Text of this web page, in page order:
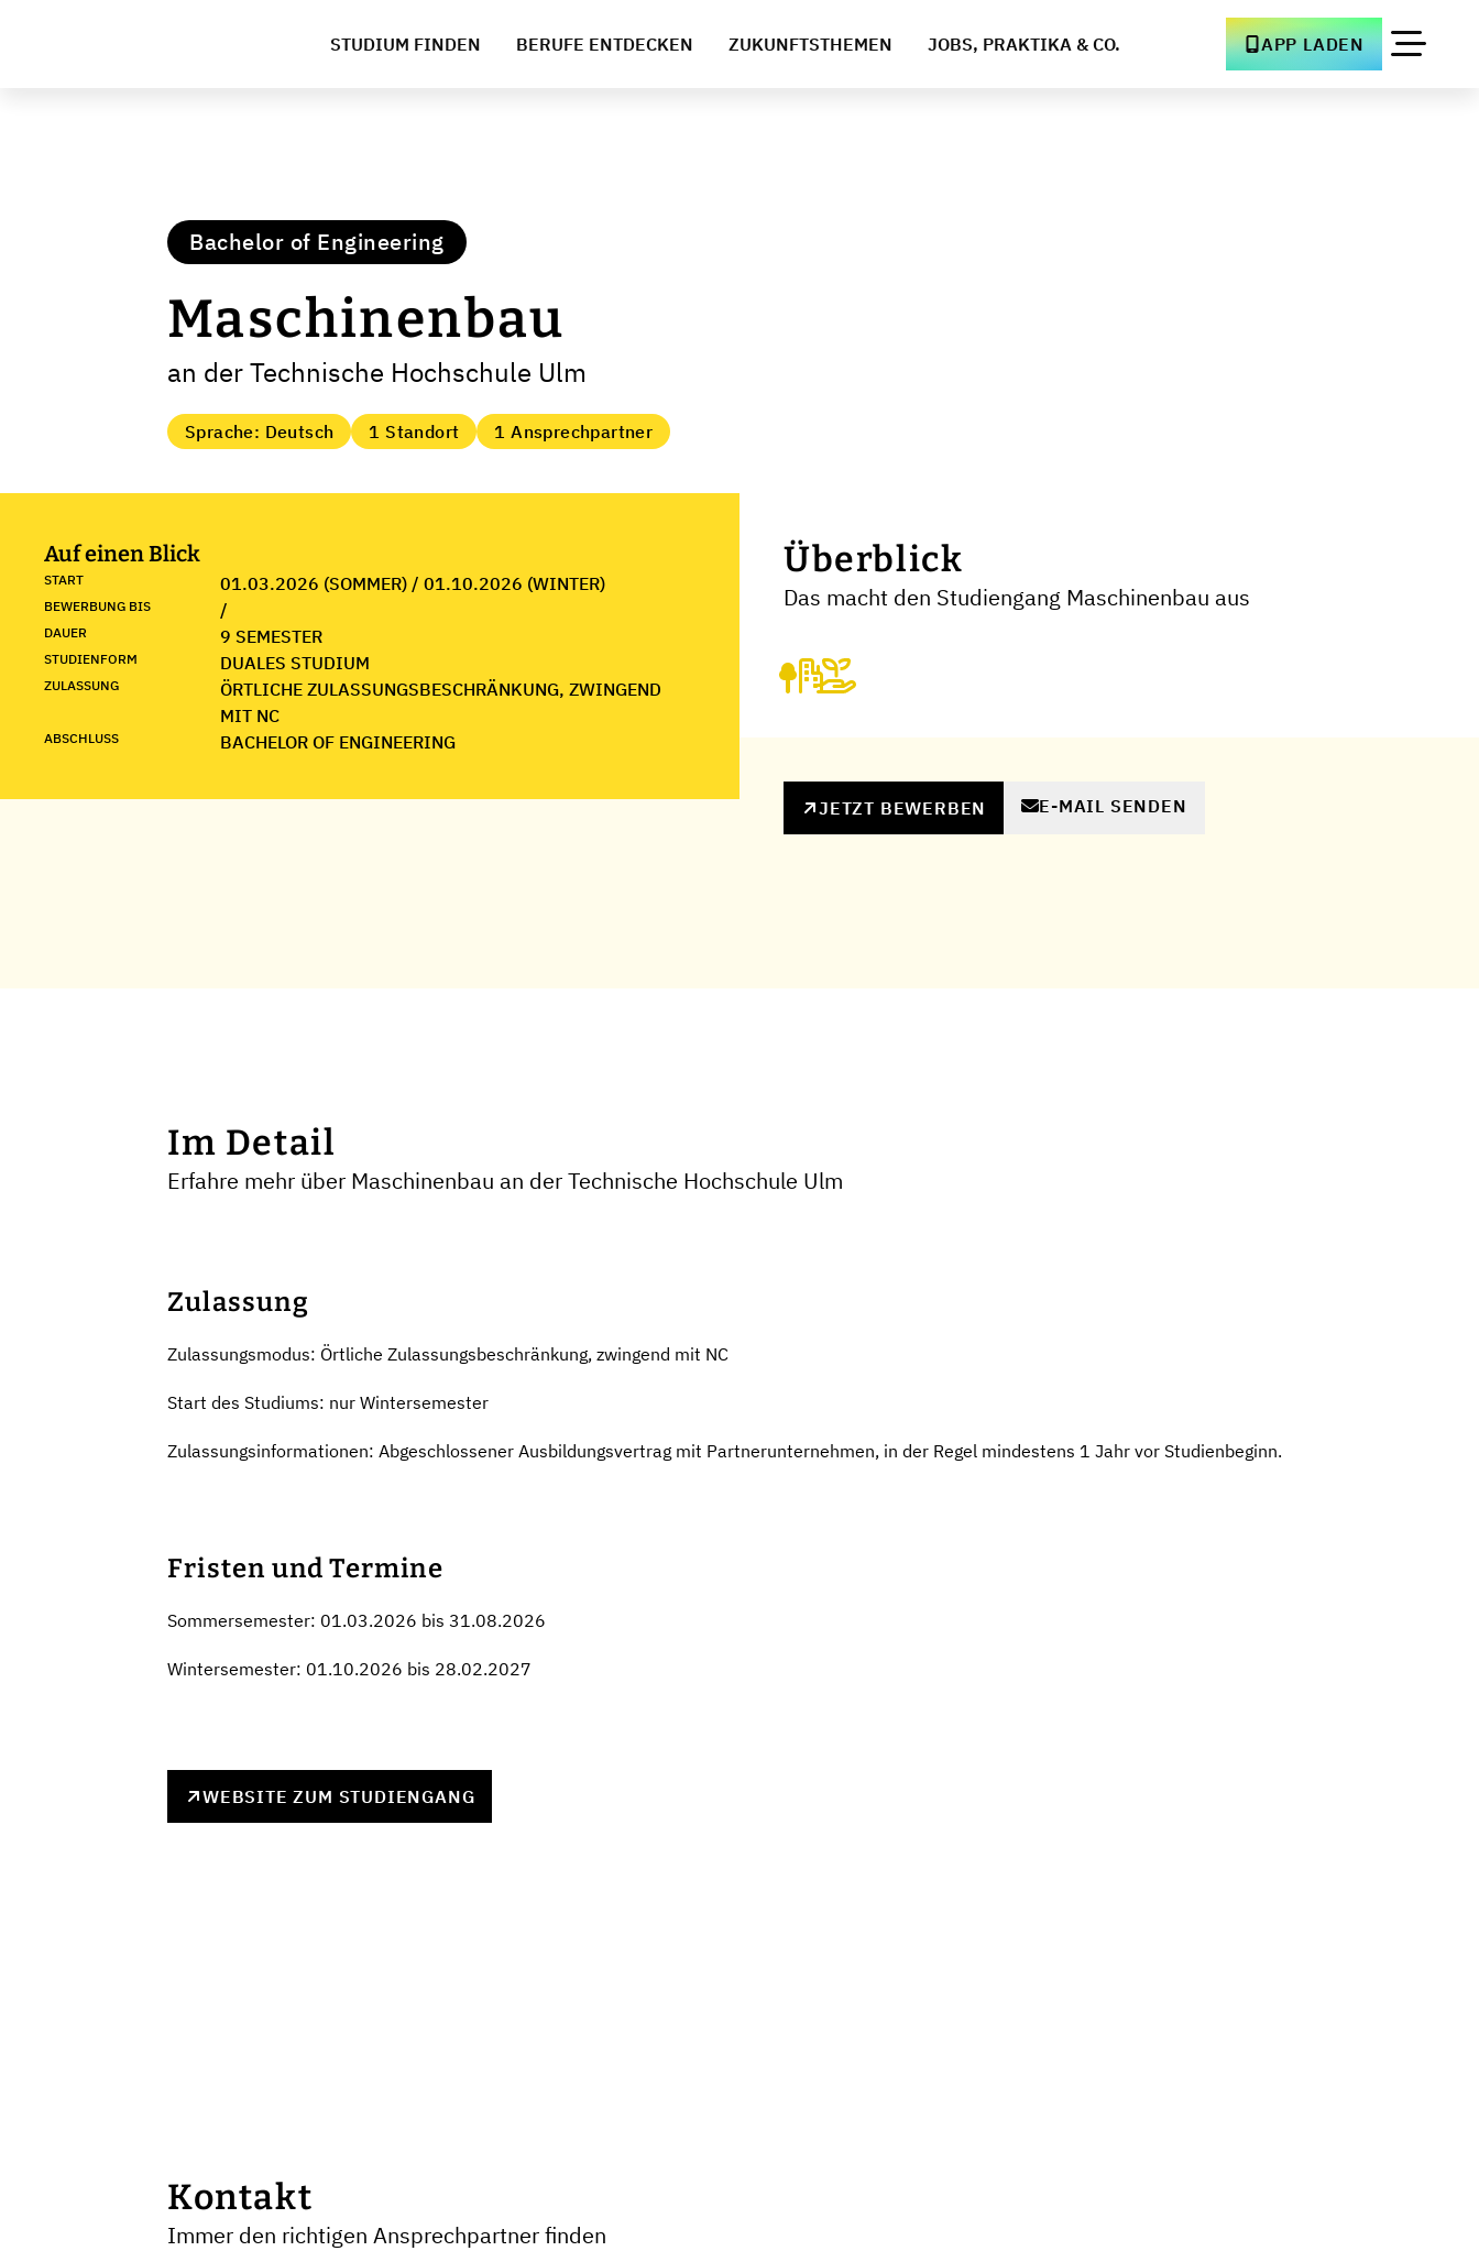
STUDIUM FINDEN BERUFE ENTDECKEN ZUKUNFTSTHEMEN JOBS, PRAKTIKA & CO. APP LADEN
Bachelor of Engineering
Maschinenbau
an der Technische Hochschule Ulm
Sprache: Deutsch 1 Standort 1 Ansprechpartner
Auf einen Blick
START 01.03.2026 (SOMMER) / 01.10.2026 (WINTER)
BEWERBUNG BIS /
DAUER 9 SEMESTER
STUDIENFORM DUALES STUDIUM
ZULASSUNG
ÖRTLICHE ZULASSUNGSBESCHRÄNKUNG, ZWINGEND
MIT NC
ABSCHLUSS BACHELOR OF ENGINEERING
Überblick
Das macht den Studiengang Maschinenbau aus
JETZT BEWERBEN E-MAIL SENDEN
Im Detail
Erfahre mehr über Maschinenbau an der Technische Hochschule Ulm
Zulassung
Zulassungsmodus: Örtliche Zulassungsbeschränkung, zwingend mit NC
Start des Studiums: nur Wintersemester
Zulassungsinformationen: Abgeschlossener Ausbildungsvertrag mit Partnerunternehmen, in der Regel mindestens 1 Jahr vor Studienbeginn.
Fristen und Termine
Sommersemester: 01.03.2026 bis 31.08.2026
Wintersemester: 01.10.2026 bis 28.02.2027
WEBSITE ZUM STUDIENGANG
Kontakt
Immer den richtigen Ansprechpartner finden